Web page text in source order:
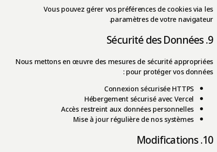
Vous pouvez gérer vos préférences de cookies via les
paramètres de votre navigateur.
9. Sécurité des Données
Nous mettons en œuvre des mesures de sécurité appropriées
pour protéger vos données :
Connexion sécurisée HTTPS
Hébergement sécurisé avec Vercel
Accès restreint aux données personnelles
Mise à jour régulière de nos systèmes
10. Modifications